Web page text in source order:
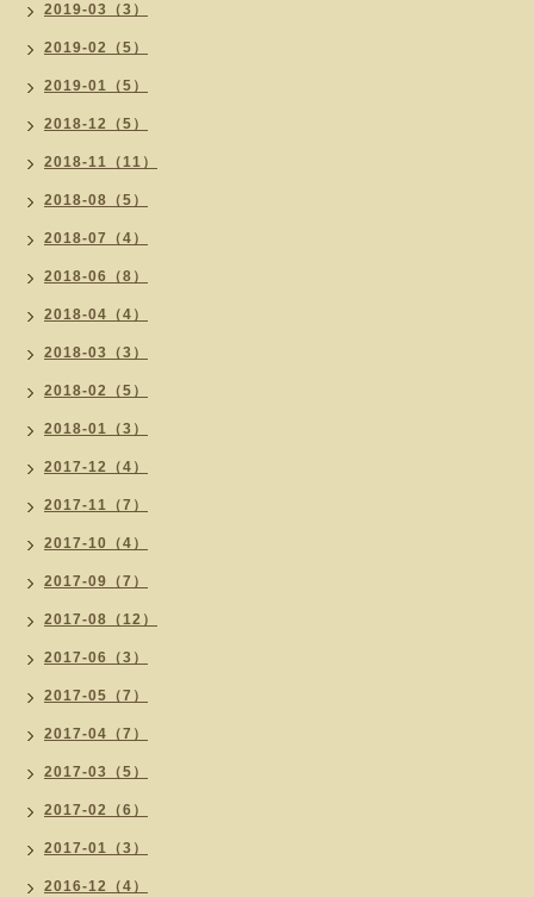
2019-03（3）
2019-02（5）
2019-01（5）
2018-12（5）
2018-11（11）
2018-08（5）
2018-07（4）
2018-06（8）
2018-04（4）
2018-03（3）
2018-02（5）
2018-01（3）
2017-12（4）
2017-11（7）
2017-10（4）
2017-09（7）
2017-08（12）
2017-06（3）
2017-05（7）
2017-04（7）
2017-03（5）
2017-02（6）
2017-01（3）
2016-12（4）